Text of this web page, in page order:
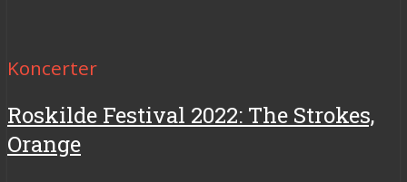
Koncerter
Roskilde Festival 2022: The Strokes,
Orange